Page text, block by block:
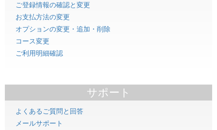
ご登録情報の確認と変更
お支払方法の変更
オプションの変更・追加・削除
コース変更
ご利用明細確認
サポート
よくあるご質問と回答
メールサポート